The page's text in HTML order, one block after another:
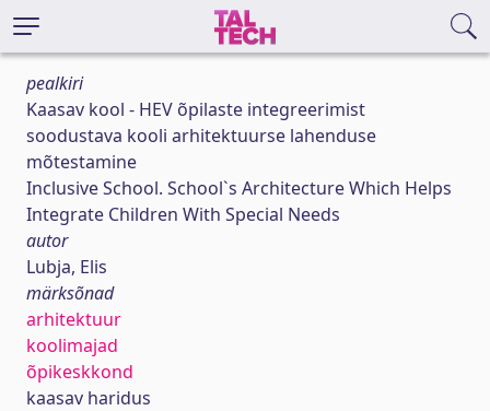
pealkiri
Kaasav kool - HEV õpilaste integreerimist
soodustava kooli arhitektuurse lahenduse
mõtestamine
Inclusive School. School`s Architecture Which Helps
Integrate Children With Special Needs
autor
Lubja, Elis
märksõnad
arhitektuur
koolimajad
õpikeskkond
kaasav haridus